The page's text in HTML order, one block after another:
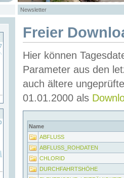
Newsletter
Freier
Hier können
Parameter aus den
auch ältere
01.01.2000 als
Name
ABFLUSS
ABFLUSS_ROHDATEN
CHLORID
DURCHFAHRTSHÖHE